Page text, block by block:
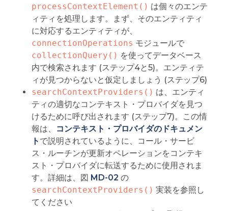
processContextElement() は個々のエンテ
ィティを処理します。まず、そのエンティティ
に対応するエンティティが、
connectionOperations モジュールで
collectionQuery() を使ってデータベース
内で検索されます (ステップ4と5)。エンティテ
ィが見つからないと仮定しましょう (ステップ6)
searchContextProviders() は、エンティ
ティの適切なコンテキスト・プロバイダを見つ
けるために呼び出されます (ステップ7)。この情
報は、
コンテキスト・プロバイダのドキュメン
ト で説明されているように、コール・サービ
ス・ルーチンが更新オペレーションをコンテキ
スト・プロバイダに転送するために使用されま
す。詳細は、図 MD-02 の
searchContextProviders() 実装を参照し
てください